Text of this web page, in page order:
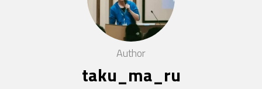
Author
taku_ma_ru